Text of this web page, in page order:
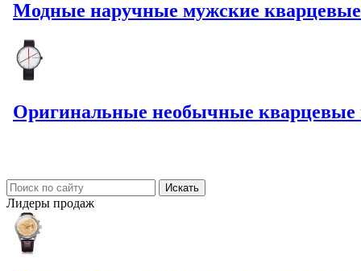
Модные наручные мужские
Оригинальные необычные
Лидеры продаж